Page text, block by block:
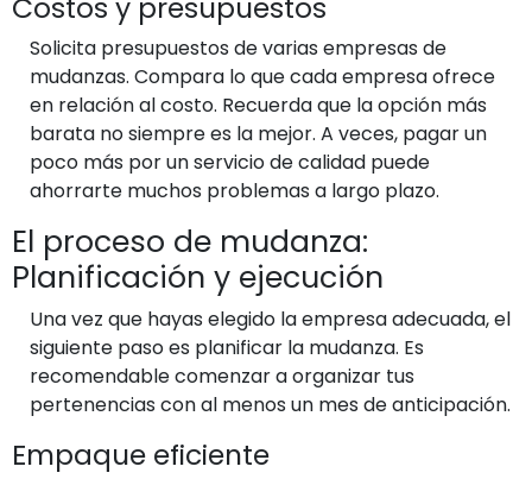
Solicita presupuestos de varias empresas de
mudanzas. Compara lo que cada empresa ofrece
en relación al costo. Recuerda que la opción más
barata no siempre es la mejor. A veces, pagar un
poco más por un servicio de calidad puede
ahorrarte muchos problemas a largo plazo.
El proceso de mudanza:
Planificación y ejecución
Una vez que hayas elegido la empresa adecuada, el
siguiente paso es planificar la mudanza. Es
recomendable comenzar a organizar tus
pertenencias con al menos un mes de anticipación.
Empaque eficiente